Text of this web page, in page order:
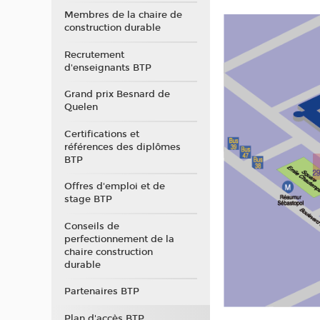
Membres de la chaire de
construction durable
Recrutement
d'enseignants BTP
Grand prix Besnard de
Quelen
Certifications et
références des diplômes
BTP
Offres d'emploi et de
stage BTP
Conseils de
perfectionnement de la
chaire construction
durable
Partenaires BTP